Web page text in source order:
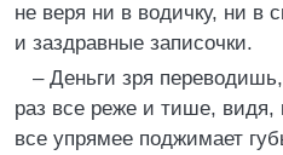
не веря ни в водичку, ни в
и заздравные записочки.
– Деньги зря
раз все реже и тише, видя,
все упрямее поджимает